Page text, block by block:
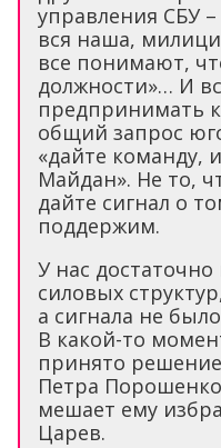
управления СБУ
вся наша,
все понимают,
должности»… И
предпринимать
общий запрос
«дайте команду,
Майдан». Не то,
дайте сигнал о
поддержим.
У нас достаточно
силовых
а сигнала не
В какой-то
принято
Петра
мешает ему
Царев.